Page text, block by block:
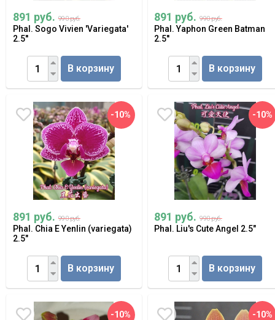
891 руб. 990 руб.
Phal. Sogo Vivien 'Variegata'
2.5''
В корзину
891 руб. 990 руб.
Phal. Yaphon Green Batman
2.5''
В корзину
-10%
891 руб. 990 руб.
Phal. Chia E Yenlin (variegata)
2.5"
В корзину
-10%
891 руб. 990 руб.
Phal. Liu's Cute Angel 2.5"
В корзину
-10% -10%